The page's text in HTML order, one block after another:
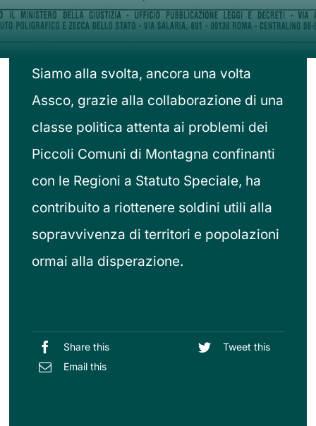
Contatti
Siamo alla svolta, ancora una volta
Assco, grazie alla collaborazione di una
classe politica attenta ai problemi dei
Piccoli Comuni di Montagna confinanti
con le Regioni a Statuto Speciale, ha
contribuito a riottenere soldini utili alla
sopravvivenza di territori e popolazioni
ormai alla disperazione.
Share this
Tweet this
Email this